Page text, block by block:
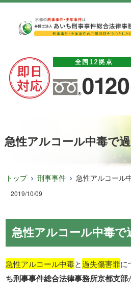
急性アルコール中毒で
トップ 刑事事件 急性アルコール
2019/10/09
急性アルコール中毒で
急性アルコール中毒と過失傷害罪に
ち刑事事件総合法律事務所京都支部